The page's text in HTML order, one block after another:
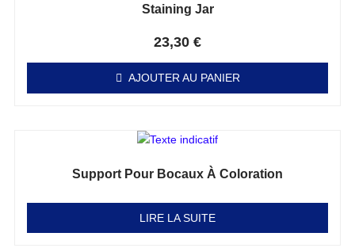
Staining Jar
23,30 €
AJOUTER AU PANIER
Support Pour Bocaux À Coloration
LIRE LA SUITE